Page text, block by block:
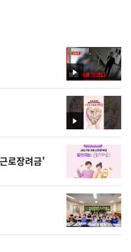
영
상
영
상
로장려금'